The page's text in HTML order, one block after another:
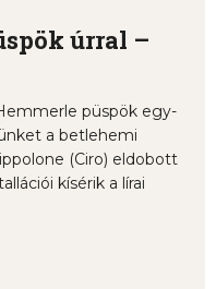
úrral –
püspök egy-
a betlehemi
(Ciro) eldobott
kísérik a lírai